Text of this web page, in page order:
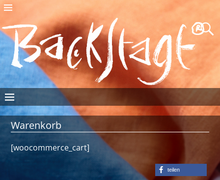
Warenkorb
[woocommerce_cart]
teilen